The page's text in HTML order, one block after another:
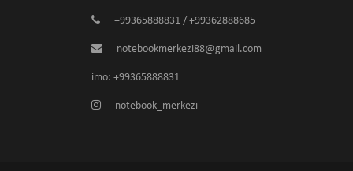
+99365888831 / +99362888685
notebookmerkezi88@gmail.com
imo: +99365888831
notebook_merkezi